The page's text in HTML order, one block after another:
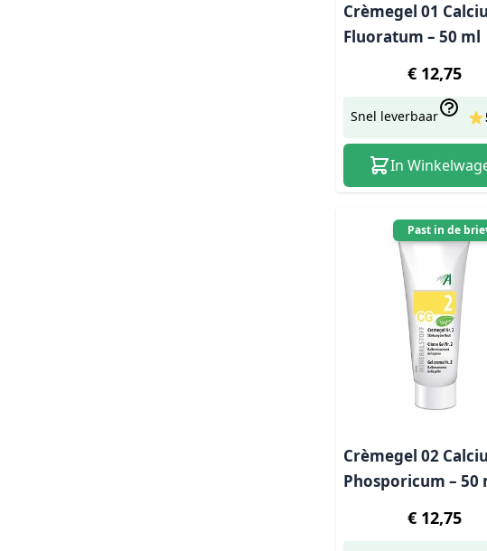
Crèmegel 01
Fluoratum – 50 ml
€ 12,75
Snel leverbaar
In
Past in de
Crèmegel 02
Phosporicum – 50
€ 12,75